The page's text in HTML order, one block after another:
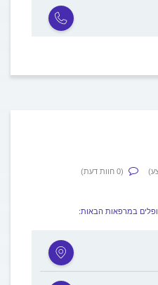
(0 חוות דעת)
במרפאות הבאות: